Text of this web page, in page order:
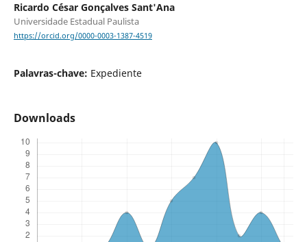
Ricardo C´ésar Gonçalves Sant'Ana
Universidade Estadual Paulista
https://orcid.org/0000-0003-1387-4519
Palavras-chave: Expediente
Downloads